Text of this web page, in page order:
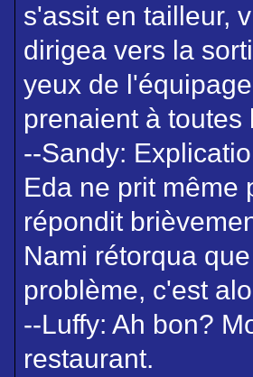
s'assit en tailleur,
dirigea vers la
yeux de
prenaient à toutes
--Sandy:
Eda ne prit même
répondit
Nami rétorqua
problème, c'est
--Luffy: Ah bon?
restaurant.